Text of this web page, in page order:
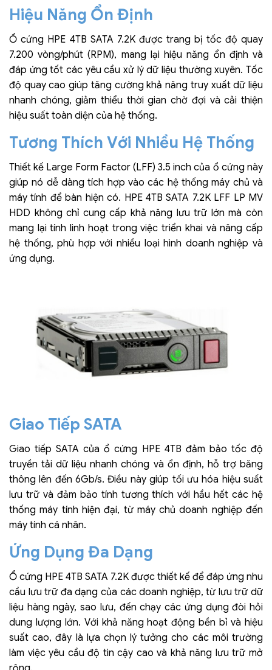
Hiệu Năng Ổn Định
Ổ cứng HPE 4TB SATA 7.2K được trang bị tốc độ quay
7.200 vòng/phút (RPM), mang lại hiệu năng ổn định và
đáp ứng tốt các yêu cầu xử lý dữ liệu thường xuyên. Tốc
độ quay cao giúp tăng cường khả năng truy xuất dữ liệu
nhanh chóng, giảm thiểu thời gian chờ đợi và cải thiện
hiệu suất toàn diện của hệ thống.
Tương Thích Với Nhiều Hệ Thống
Thiết kế Large Form Factor (LFF) 3.5 inch của ổ cứng này
giúp nó dễ dàng tích hợp vào các hệ thống máy chủ và
máy tính để bàn hiện có. HPE 4TB SATA 7.2K LFF LP MV
HDD không chỉ cung cấp khả năng lưu trữ lớn mà còn
mang lại tính linh hoạt trong việc triển khai và nâng cấp
hệ thống, phù hợp với nhiều loại hình doanh nghiệp và
ứng dụng.
Giao Tiếp SATA
Giao tiếp SATA của ổ cứng HPE 4TB đảm bảo tốc độ
truyền tải dữ liệu nhanh chóng và ổn định, hỗ trợ băng
thông lên đến 6Gb/s. Điều này giúp tối ưu hóa hiệu suất
lưu trữ và đảm bảo tính tương thích với hầu hết các hệ
thống máy tính hiện đại, từ máy chủ doanh nghiệp đến
máy tính cá nhân.
Ứng Dụng Đa Dạng
Ổ cứng HPE 4TB SATA 7.2K được thiết kế để đáp ứng nhu
cầu lưu trữ đa dạng của các doanh nghiệp, từ lưu trữ dữ
liệu hàng ngày, sao lưu, đến chạy các ứng dụng đòi hỏi
dung lượng lớn. Với khả năng hoạt động bền bỉ và hiệu
suất cao, đây là lựa chọn lý tưởng cho các môi trường
làm việc yêu cầu độ tin cậy cao và khả năng lưu trữ mở